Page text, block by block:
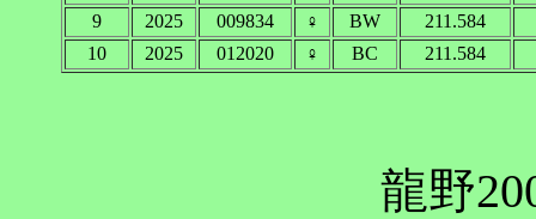
9
2025 009834 ♀ BW
211.584
10
2025 012020 ♀ BC 211.584
龍野